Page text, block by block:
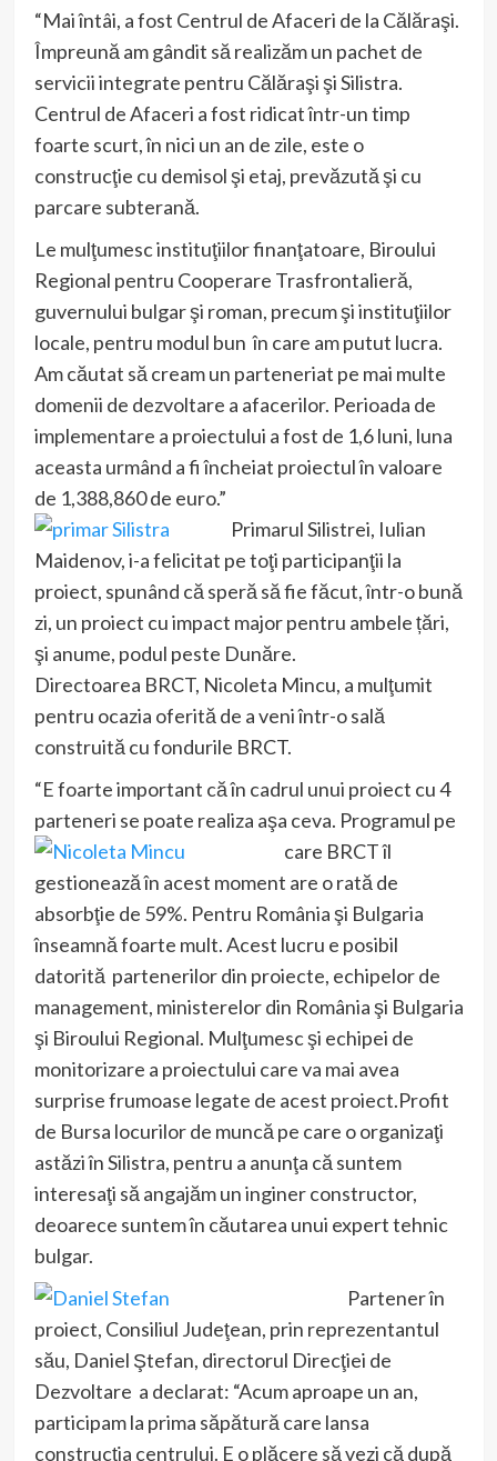
“Mai întâi, a fost Centrul de Afaceri de la Călăraşi.
Împreună am gândit să realizăm un pachet de
servicii integrate pentru Călăraşi şi Silistra.
Centrul de Afaceri a fost ridicat într-un timp
foarte scurt, în nici un an de zile, este o
construcţie cu demisol şi etaj, prevăzută şi cu
parcare subterană.
Le mulţumesc instituţiilor finanţatoare, Biroului
Regional pentru Cooperare Trasfrontalieră,
guvernului bulgar şi roman, precum şi instituţiilor
locale, pentru modul bun în care am putut lucra.
Am căutat să cream un parteneriat pe mai multe
domenii de dezvoltare a afacerilor. Perioada de
implementare a proiectului a fost de 1,6 luni, luna
aceasta urmând a fi încheiat proiectul în valoare
de 1,388,860 de euro.”
Primarul Silistrei, Iulian
Maidenov, i-a felicitat pe toţi participanţii la
proiect, spunând că speră să fie făcut, într-o bună
zi, un proiect cu impact major pentru ambele țări,
şi anume, podul peste Dunăre.
Directoarea BRCT, Nicoleta Mincu, a mulţumit
pentru ocazia oferită de a veni într-o sală
construită cu fondurile BRCT.
“E foarte important că în cadrul unui proiect cu 4
parteneri se poate realiza aşa ceva. Programul pe
care BRCT îl
gestionează în acest moment are o rată de
absorbţie de 59%. Pentru România şi Bulgaria
înseamnă foarte mult. Acest lucru e posibil
datorită partenerilor din proiecte, echipelor de
management, ministerelor din România şi Bulgaria
şi Biroului Regional. Mulţumesc şi echipei de
monitorizare a proiectului care va mai avea
surprise frumoase legate de acest proiect.Profit
de Bursa locurilor de muncă pe care o organizaţi
astăzi în Silistra, pentru a anunţa că suntem
interesaţi să angajăm un inginer constructor,
deoarece suntem în căutarea unui expert tehnic
bulgar.
Partener în
proiect, Consiliul Judeţean, prin reprezentantul
său, Daniel Ştefan, directorul Direcţiei de
Dezvoltare a declarat: “Acum aproape un an,
participam la prima săpătură care lansa
construcţia centrului. E o plăcere să vezi că după